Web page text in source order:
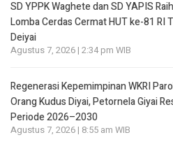
SD YPPK Waghete dan SD YAPIS
Lomba Cerdas Cermat HUT ke-81 RI
Deiyai
Agustus 7, 2026 | 2:34 pm WIB
Regenerasi Kepemimpinan WKRI
Orang Kudus Diyai, Petornela Giyai
Periode 2026–2030
Agustus 7, 2026 | 8:55 am WIB